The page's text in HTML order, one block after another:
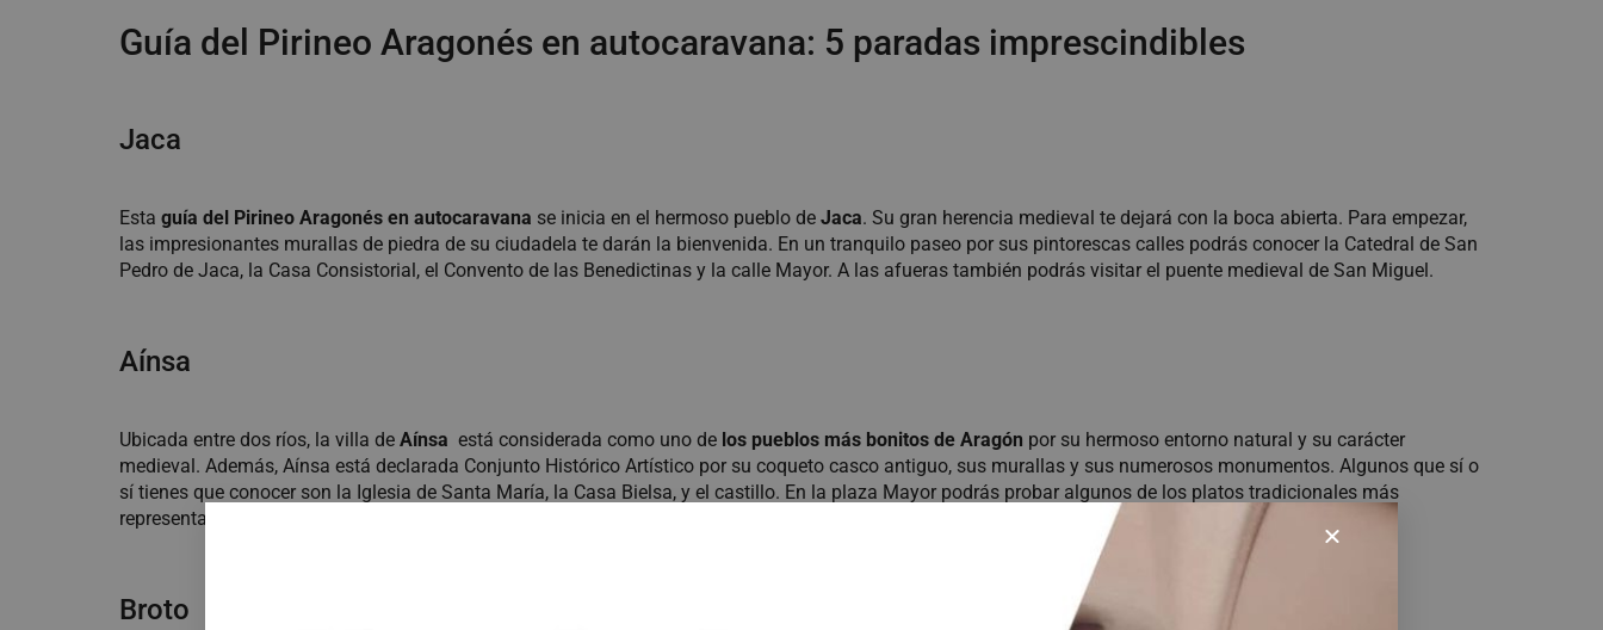
Guía del Pirineo Aragonés en autocaravana: 5 paradas imprescindibles
Jaca
Esta guía del Pirineo Aragonés en autocaravana se inicia en el hermoso pueblo de Jaca. Su gran herencia medieval te dejará con la boca abierta. Para empezar,
las impresionantes murallas de piedra de su ciudadela te darán la bienvenida. En un tranquilo paseo por sus pintorescas calles podrás conocer la Catedral de San
Pedro de Jaca, la Casa Consistorial, el Convento de las Benedictinas y la calle Mayor. A las afueras también podrás visitar el puente medieval de San Miguel.
Aínsa
Ubicada entre dos ríos, la villa de Aínsa está considerada como uno de los pueblos más bonitos de Aragón por su hermoso entorno natural y su carácter
medieval. Además, Aínsa está declarada Conjunto Histórico Artístico por su coqueto casco antiguo, sus murallas y sus numerosos monumentos. Algunos que sí o
sí tienes que conocer son la Iglesia de Santa María, la Casa Bielsa, y el castillo. En la plaza Mayor podrás probar algunos de los platos tradicionales más
representativos de la zona mientras te sumerges en el tranquilo ambiente de la villa.
Broto